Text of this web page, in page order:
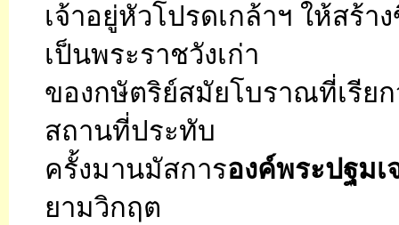
เจ้าอยู่หัวโปรดเกล้าฯ ให้สร้
เป็นพระราชวังเก่า
ของกษัตริย์สมัยโบราณที่เรีย
สถานที่ประทับ
ครั้งมานมัสการองค์พระปฐมเ
ยามวิกฤต